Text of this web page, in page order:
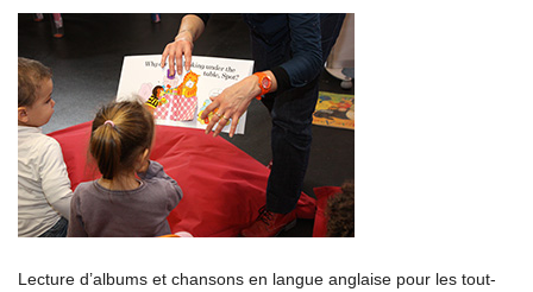
Lecture d’albums et chansons en langue anglaise pour les tout-